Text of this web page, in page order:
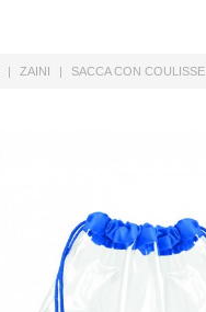
ZAINI SACCA CON COULISSE